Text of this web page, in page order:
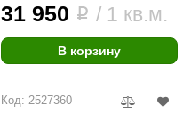
31 950 i / 1 кв.м.
В корзину
Код: 2527360